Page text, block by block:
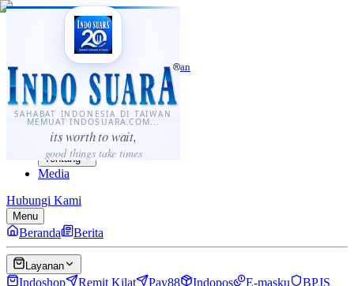
SAHABAT INDONESIA DI TAIWAN
MEMUAT INDOSUARA.COM...
its worth to wait,
good things take times
·...
⌘K
Sahabat Indonesia di Taiwan
Berita
Layanan
Komunitas
Panduan
Tentang
Media
Hubungi Kami
Menu
Beranda Berita
Layanan
Indoshop Remit Kilat Pay88 Indopos E-masku
BPJS